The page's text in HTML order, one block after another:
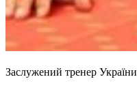
Заслужений тренер